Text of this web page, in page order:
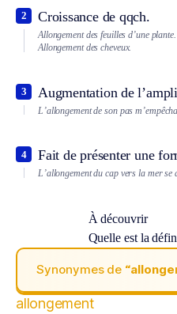
Croissance de qqch.
2
Allongement des feuilles d’une plante.
Allongement des cheveux.
Augmentation de
3
L’allongement de son pas
Fait de présenter une
4
L’allongement du cap vers la mer se
À découvrir
Quelle est la
Synonymes de
allongement